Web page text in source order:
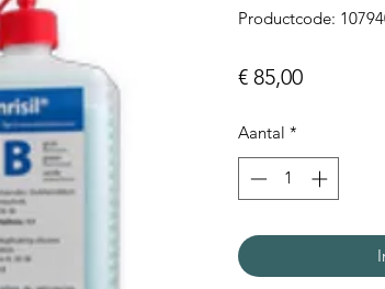
Productcode:
€ 85,00Prijs
Aantal *